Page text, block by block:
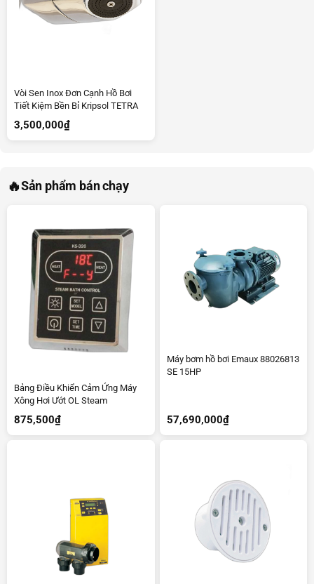
Vòi Sen Inox Đơn Cạnh Hồ Bơi
Tiết Kiệm Bền Bỉ Kripsol TETRA
3,500,000₫
🔥Sản phẩm bán chạy
Bảng Điều Khiển Cảm Ứng Máy
Xông Hơi Ướt OL Steam
875,500₫
Máy bơm hồ bơi Emaux 88026813
SE 15HP
57,690,000₫